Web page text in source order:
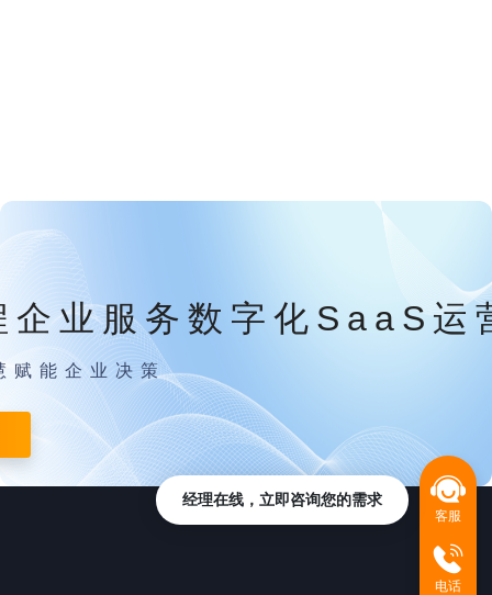
企业服务数字化SaaS运
赋能企业决策
客服
电话
经理在线，立即咨询您的需求